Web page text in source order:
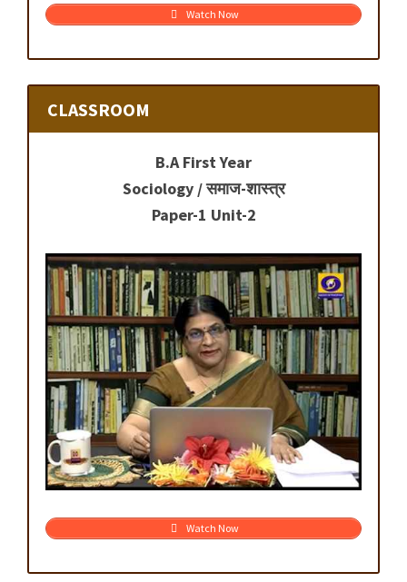
Watch Now
CLASSROOM
B.A First Year
Sociology / समाज-शास्त्र
Paper-1 Unit-2
Watch Now